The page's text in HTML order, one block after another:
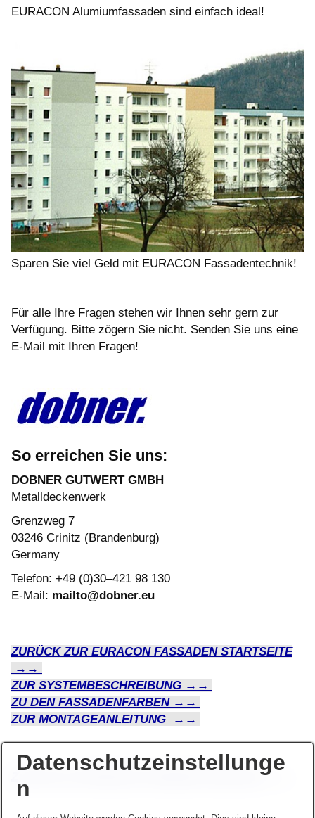
EURACON Alumiumfassaden sind einfach ideal!
Sparen Sie viel Geld mit EURACON Fassadentechnik!
Für alle Ihre Fragen stehen wir Ihnen sehr gern zur
Verfügung. Bitte zögern Sie nicht. Senden Sie uns eine
E-Mail mit Ihren Fragen!
So erreichen Sie uns:
DOBNER GUTWERT GMBH
Metalldeckenwerk
Grenzweg 7
03246 Crinitz (Brandenburg)
Germany
Telefon: +49 (0)30–421 98 130
E-Mail: mailto@dobner.eu
ZURÜCK ZUR EURACON FASSADEN STARTSEITE
→→
ZUR SYSTEMBESCHREIBUNG →→
ZU DEN FASSADENFARBEN →→
ZUR MONTAGEANLEITUNG →→
Startseite →→
Datenschutzeinstellunge
n